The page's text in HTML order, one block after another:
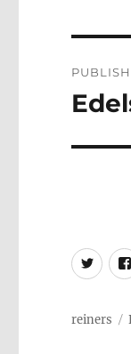
reiners